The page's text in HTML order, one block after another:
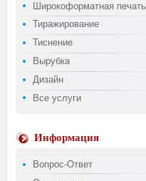
Широкоформатная печать
Тиражирование
Тиснение
Вырубка
Дизайн
Все услуги
Информация
Вопрос-Ответ